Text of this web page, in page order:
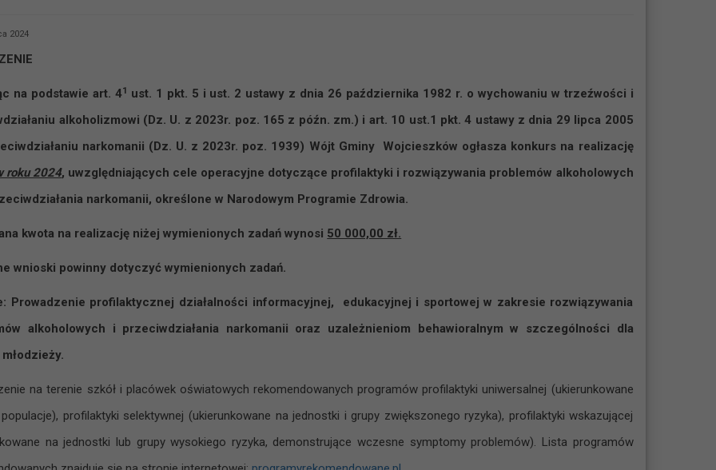
2024
na podstawie art. 41 ust. 1 pkt. 5 i ust. 2 ustawy z dnia 26 października 1982 r. o wychowaniu w trzeźwości i
alkoholizmowi (Dz. U. z 2023r. poz. 165 z późn. zm.) i art. 10 ust.1 pkt. 4 ustawy z dnia 29 lipca 2005
narkomanii (Dz. U. z 2023r. poz. 1939) Wójt Gminy Wojcieszków ogłasza konkurs na realizację
roku 2024, uwzględniających cele operacyjne dotyczące profilaktyki i rozwiązywania problemów alkoholowych
narkomanii, określone w Narodowym Programie Zdrowia.
kwota na realizację niżej wymienionych zadań wynosi 50 000,00 zł.
wnioski powinny dotyczyć wymienionych zadań.
Prowadzenie profilaktycznej działalności informacyjnej, edukacyjnej i sportowej w zakresie rozwiązywania
alkoholowych i przeciwdziałania narkomanii oraz uzależnieniom behawioralnym w szczególności dla
na terenie szkół i placówek oświatowych rekomendowanych programów profilaktyki uniwersalnej (ukierunkowane
populacje), profilaktyki selektywnej (ukierunkowane na jednostki i grupy zwiększonego ryzyka), profilaktyki wskazującej
na jednostki lub grupy wysokiego ryzyka, demonstrujące wczesne symptomy problemów). Lista programów